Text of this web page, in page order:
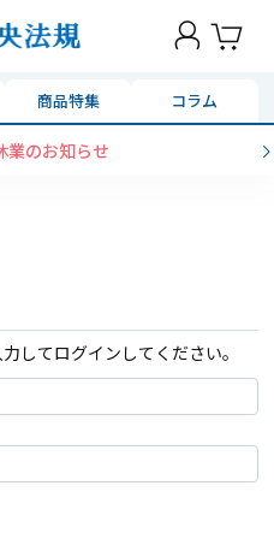
商品特集 コラム
業のお知らせ
してログインしてください。